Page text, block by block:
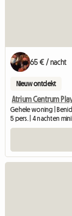
65 € / nacht
Nieuw ontdekt
Atrium Centrum
Gehele woning |
5 pers. | 4 nachten